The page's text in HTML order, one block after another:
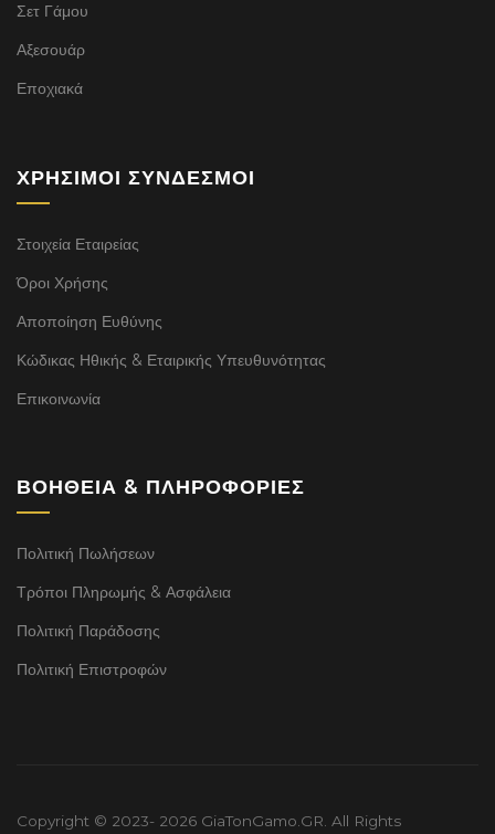
Σετ Γάμου
Αξεσουάρ
Εποχιακά
ΧΡΉΣΙΜΟΙ ΣΎΝΔΕΣΜΟΙ
Στοιχεία Εταιρείας
Όροι Χρήσης
Αποποίηση Ευθύνης
Κώδικας Ηθικής & Εταιρικής Υπευθυνότητας
Επικοινωνία
ΒΟΉΘΕΙΑ & ΠΛΗΡΟΦΟΡΊΕΣ
Πολιτική Πωλήσεων
Τρόποι Πληρωμής & Ασφάλεια
Πολιτική Παράδοσης
Πολιτική Επιστροφών
Copyright © 2023- 2026 GiaTonGamo.GR. All Rights